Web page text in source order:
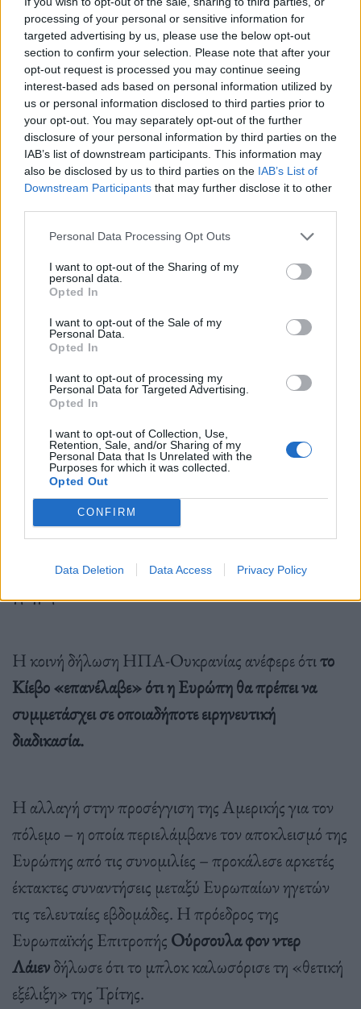
processing of your personal or sensitive information for
targeted advertising by us, please use the below opt-out
section to confirm your selection. Please note that after your
opt-out request is processed you may continue seeing
interest-based ads based on personal information utilized by
us or personal information disclosed to third parties prior to
your opt-out. You may separately opt-out of the further
disclosure of your personal information by third parties on the
IAB’s list of downstream participants. This information may
also be disclosed by us to third parties on the IAB’s List of
Downstream Participants that may further disclose it to other
Personal Data Processing Opt Outs
I want to opt-out of the Sharing of my
personal data.
Opted In
I want to opt-out of the Sale of my
Personal Data.
Opted In
I want to opt-out of processing my
Personal Data for Targeted Advertising.
Opted In
I want to opt-out of Collection, Use,
Retention, Sale, and/or Sharing of my
Personal Data that Is Unrelated with the
Purposes for which it was collected.
Opted Out
CONFIRM
Data Deletion Data Access Privacy Policy
συμφώνησαν επίσης να οριστικοποιήσουν «το
συντομότερο δυνατό» μια κρίσιμη συμφωνία για τα
ορυκτά, αναφέρεται στην κοινή δήλωση.
Η Ουκρανία προσφέρθηκε να παραχωρήσει στις
ΗΠΑ πρόσβαση στα αποθέματα σπάνιων γαιών
που διαθέτει σε αντάλλαγμα για αμερικανικές
εγγυήσεις ασφαλείας – αλλά αυτό εκτροχιάστηκε
από τη διαμάχη του Λευκού Οίκου. Ο Ρούμπιο
δήλωσε ότιη συμφωνία δεν αποτέλεσε αντικείμενο
των συνομιλιών της Τρίτης
διαπραγματευτεί με το ουκρανικό και το αμερικανικό
υπουργείο Οικονομικών.
Στην αμερικανική αντιπροσωπεία στην Τζέντα
συμμετείχαν επίσης ο σύμβουλος εθνικής ασφάλειας
των ΗΠΑΜάικ Γουόλτζκαι ο απεσταλμένος για
τη Μέση Ανατολή
πρόκειται να ταξιδέψει στη Ρωσία τις επόμενες
ημέρες, δήλωσε στο BBC πηγή που γνωρίζει τον
προγραμματισμό, αν και αυτό μπορεί να αλλάξει
Η κοινή δήλωση ΗΠΑ-Ουκρανίας ανέφερε ότιτο
Κίεβο «επανέλαβε» ότι η Ευρώπη θα πρέπει να
συμμετάσχει σε οποιαδήποτε ειρηνευτική
διαδικασία.
Η αλλαγή στην προσέγγιση της Αμερικής για τον
πόλεμο – η οποία περιελάμβανε τον αποκλεισμό της
Ευρώπης από τις συνομιλίες – προκάλεσε αρκετές
έκτακτες συναντήσεις μεταξύ Ευρωπαίων ηγετών
τις τελευταίες εβδομάδες. Η πρόεδρος της
Ευρωπαϊκής Επιτροπής Ούρσουλα φον ντερ
Λάιενδήλωσε ότι το μπλοκ καλωσόρισε τη «θετική
εξέλιξη» της Τρίτης.